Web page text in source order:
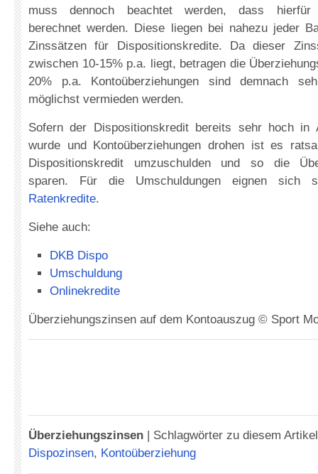
muss dennoch beachtet werden, dass hierfür
berechnet werden. Diese liegen bei nahezu jeder
Zinssätzen für Dispositionskredite. Da dieser
zwischen 10-15% p.a. liegt, betragen die
20% p.a. Kontoüberziehungen sind demnach
möglichst vermieden werden.
Sofern der Dispositionskredit bereits sehr hoch in
wurde und Kontoüberziehungen drohen ist es
Dispositionskredit umzuschulden und so die
sparen. Für die Umschuldungen eignen sich
Ratenkredite.
Siehe auch:
DKB Dispo
Umschuldung
Onlinekredite
Überziehungszinsen auf dem Kontoauszug © Sport
Überziehungszinsen | Schlagwörter zu diesem
Dispozinsen, Kontoüberziehung